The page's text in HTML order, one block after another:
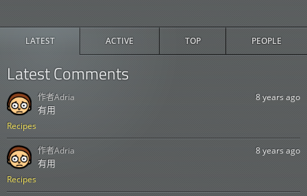
LATEST ACTIVE TOP PEOPLE
Latest Comments
Recipes
8 years ago
有用
作者Adria
Recipes
8 years ago
有用
作者Adria